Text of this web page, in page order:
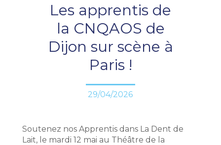
Les apprentis de
la CNQAOS de
Dijon sur scène à
Paris !
29/04/2026
Soutenez nos Apprentis dans La Dent de
Lait, le mardi 12 mai au Théâtre de la